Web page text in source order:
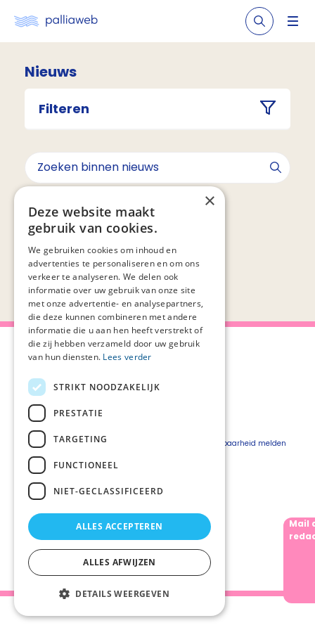
Nieuws
Filteren
Over Palliaweb
Over PZNL
Pers
Vacatures
Webshop
Privacyverklaring
Beveiligingskwetsbaarheid melden
Mail
×
Deze website maakt
gebruik van cookies.
We gebruiken cookies om inhoud en
advertenties te personaliseren en om ons
verkeer te analyseren. We delen ook
informatie over uw gebruik van onze site
met onze advertentie- en analysepartners,
die deze kunnen combineren met andere
informatie die u aan hen heeft verstrekt of
die zij hebben verzameld door uw gebruik
van hun diensten. Lees verder
STRIKT NOODZAKELIJK
PRESTATIE
TARGETING
FUNCTIONEEL
NIET-GECLASSIFICEERD
ALLES ACCEPTEREN
ALLES AFWIJZEN
DETAILS WEERGEVEN